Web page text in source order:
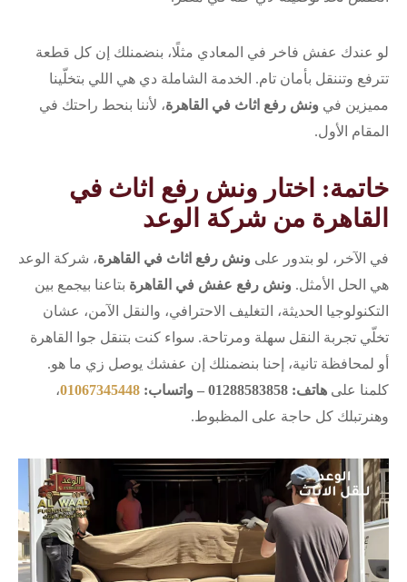
لو عندك عفش فاخر في المعادي مثلًا، بنضمنلك إن كل قطعة
تترفع وتننقل بأمان تام. الخدمة الشاملة دي هي اللي بتخلّينا
مميزين في ونش رفع اثاث في القاهرة، لأننا بنحط راحتك في
المقام الأول.
خاتمة: اختار ونش رفع اثاث في
القاهرة من شركة الوعد
في الآخر، لو بتدور على ونش رفع اثاث في القاهرة، شركة الوعد
هي الحل الأمثل. ونش رفع عفش في القاهرة بتاعنا بيجمع بين
التكنولوجيا الحديثة، التغليف الاحترافي، والنقل الآمن، عشان
تخلّي تجربة النقل سهلة ومرتاحة. سواء كنت بتنقل جوا القاهرة
أو لمحافظة تانية، إحنا بنضمنلك إن عفشك يوصل زي ما هو.
كلمنا على هاتف: 01288583858 – واتساب: 01067345448،
وهنرتبلك كل حاجة على المظبوط.